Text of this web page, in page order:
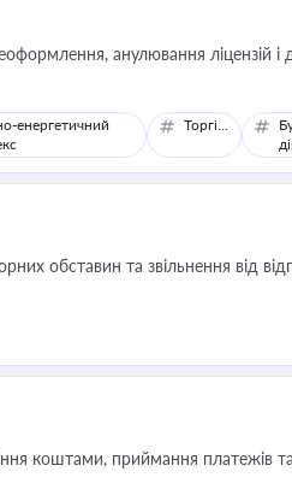
анулювання ліцензій і
енергетичний
Торгівля
обставин та звільнення від